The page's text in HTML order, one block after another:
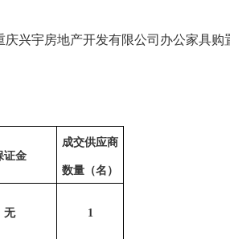
兴宇房地产开发有限公司办公家具购
证金
成交供应商
数量（名）
无 1